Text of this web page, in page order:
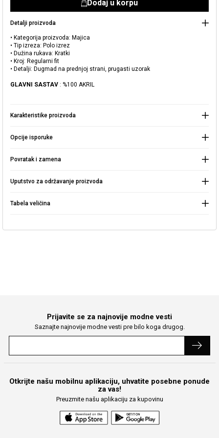
Dodaj u korpu
Detalji proizvoda
• Kategorija proizvoda: Majica
• Tip izreza: Polo izrez
• Dužina rukava: Kratki
• Kroj: Regularni fit
• Detalji: Dugmad na prednjoj strani, prugasti uzorak
GLAVNI SASTAV : %100 AKRIL
Karakteristike proizvoda
Opcije isporuke
Povratak i zamena
Uputstvo za održavanje proizvoda
Tabela veličina
Prijavite se za najnovije modne vesti
Saznajte najnovije modne vesti pre bilo koga drugog.
Otkrijte našu mobilnu aplikaciju, uhvatite posebne ponude
za vas!
Preuzmite našu aplikaciju za kupovinu
Odaberite Zemlju
Upozorenje o zalihama
Zatvorite
Dodato u korpu